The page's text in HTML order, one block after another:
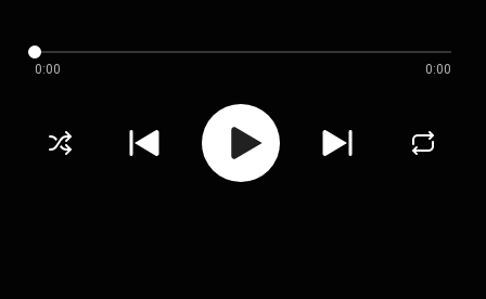
0:00 0:00